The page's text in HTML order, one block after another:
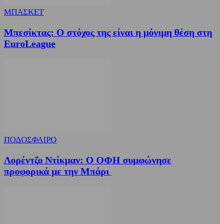
ΜΠΑΣΚΕΤ
Μπεσίκτας: Ο στόχος της είναι η μόνιμη θέση στη
EuroLeague
ΠΟΔΟΣΦΑΙΡΟ
Λορέντζο Ντίκμαν: Ο ΟΦΗ συμφώνησε
προφορικά με την Μπάρι